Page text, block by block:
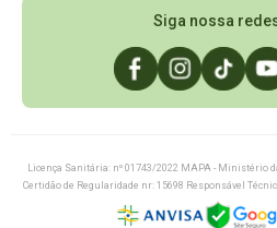
Siga nossa
Licença Sanitária: nº 01743/2022 MAPA - Ministério
Certidão de Regularidade nr: 15698 Responsável